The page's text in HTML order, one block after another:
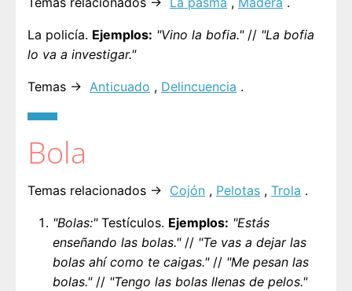
La policía. Ejemplos: "Vino la bofia."// "La bofia
lo va a investigar."
Temas → Anticuado , Delincuencia .
Bola
Temas relacionados → Cojón , Pelotas , Trola .
"Bolas:" Testículos. Ejemplos: "Estás
enseñando las bolas."// "Te vas a dejar las
bolas ahí como te caigas."// "Me pesan las
bolas."// "Tengo las bolas llenas de pelos."